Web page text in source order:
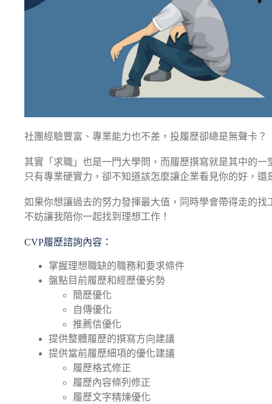
社團經驗豐富、專業能力也不差，投履歷卻總是無聲卡？
其實「求職」也是一門大學問，而履歷撰寫就是其中的一
只有專業硬實力，卻不知道該怎麼讓企業看見你的好，還
如果你想讓過去的努力發揮最大值，同時學會帶得走的找
不妨讓我陪你一起找到理想工作！
CVP履歷諮詢內容：
掌握理想職缺的職務和要求條件
盤點目前履歷和經歷優劣勢
簡歷優化
自傳優化
推薦信優化
提供整體履歷的撰寫方向建議
提供當前履歷細項的優化建議
履歷格式修正
履歷內容條列修正
履歷文字精煉優化